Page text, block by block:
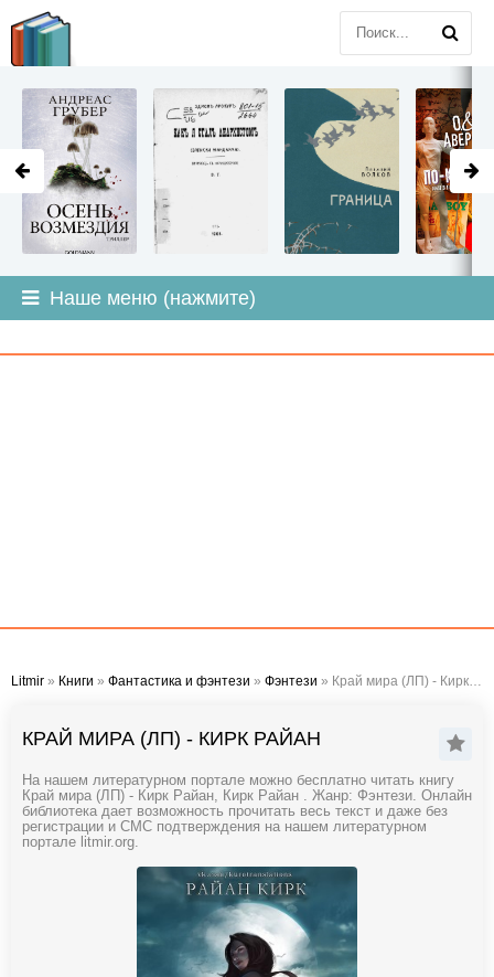
Наше меню (нажмите)
Litmir » Книги » Фантастика и фэнтези » Фэнтези » Край мира (ЛП) - Кирк Райан
КРАЙ МИРА (ЛП) - КИРК РАЙАН
На нашем литературном портале можно бесплатно читать книгу
Край мира (ЛП) - Кирк Райан, Кирк Райан . Жанр: Фэнтези. Онлайн
библиотека дает возможность прочитать весь текст и даже без
регистрации и СМС подтверждения на нашем литературном
портале litmir.org.
LITMIR.ORG